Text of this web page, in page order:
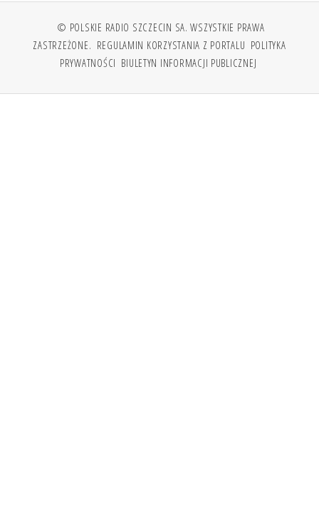
© POLSKIE RADIO SZCZECIN SA. WSZYSTKIE PRAWA
ZASTRZEŻONE. REGULAMIN KORZYSTANIA Z PORTALU POLITYKA
PRYWATNOŚCI BIULETYN INFORMACJI PUBLICZNEJ